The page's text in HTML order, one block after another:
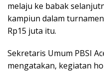
melaju ke babak
kampiun dalam
Rp15 juta itu.
Sekretaris Umum PBSI
mengatakan, kegiatan